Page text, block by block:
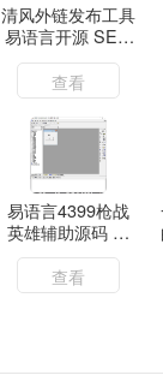
清风外链发布工具
易语言开源 SEO
外链发布源码
查看
易语言4399枪战
英雄辅助源码 模
块大家自备
查看